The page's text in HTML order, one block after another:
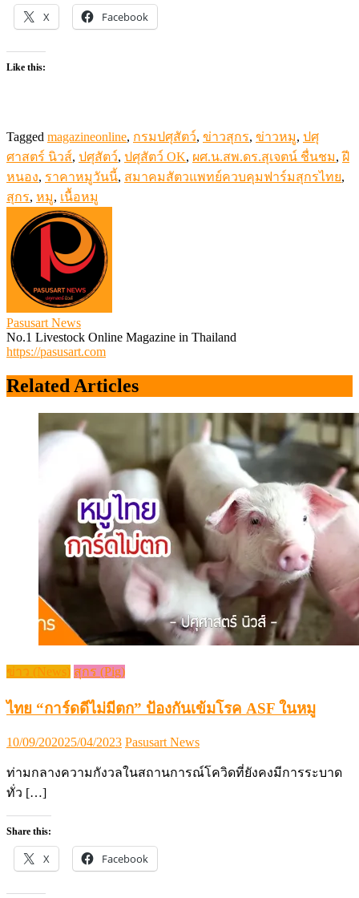
X Facebook
Like this:
Tagged magazineonline, กรมปศุสัตว์, ข่าวสุกร, ข่าวหมู, ปศุ
ศาสตร์ นิวส์, ปศุสัตว์, ปศุสัตว์ OK, ผศ.น.สพ.ดร.สุเจตน์ ชื่นชม,ฝี
หนอง, ราคาหมูวันนี้, สมาคมสัตวแพทย์ควบคุมฟาร์มสุกรไทย,
สุกร, หมู, เนื้อหมู
Pasusart News
No.1 Livestock Online Magazine in Thailand
https://pasusart.com
Related Articles
ข่าว (News) สุกร (Pig)
ไทย “การ์ดดีไม่มีตก” ป้องกันเข้มโรค ASF ในหมู
Posted
10/09/202025/04/2023 Author
Pasusart News
ท่ามกลางความกังวลในสถานการณ์โควิดที่ยังคงมีการระบาด
ทั่ว […]
Share this:
X Facebook